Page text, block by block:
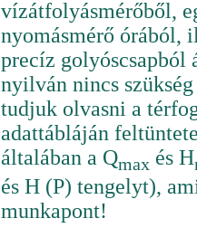
vízátfolyásmérőből,
nyomásmérő órából,
precíz golyóscsapból
nyilván nincs
tudjuk olvasni a
adattábláján
általában a Qmaxés H
és H (P) tengelyt),
munkapont!